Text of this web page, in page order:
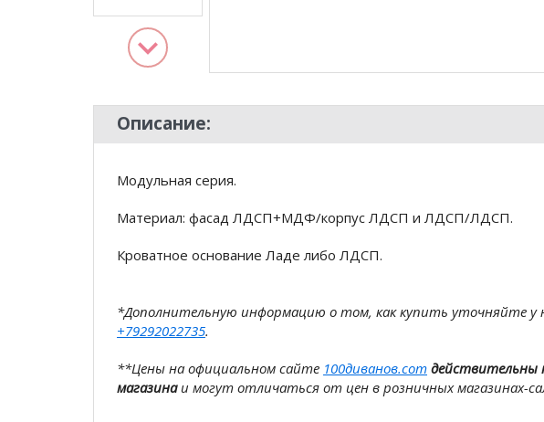
Описание:
Модульная серия.
Материал: фасад ЛДСП+МДФ/корпус ЛДСП и ЛДСП/ЛДСП.
Кроватное основание Ладе либо ЛДСП.
*Дополнительную информацию о том, как купить уточняйте у
+79292022735.
**Цены на официальном сайте 100диванов.com действительны
магазинаи могут отличаться от цен в розничных магазинах-